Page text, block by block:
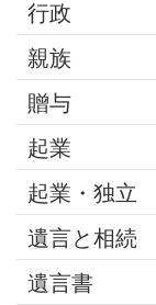
行政
親族
贈与
起業
起業・独立
遺言と相続
遺言書